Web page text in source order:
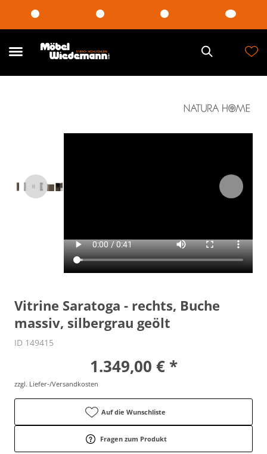
Vitrine Saratoga - rechts, Buche
massiv, silbergrau geölt
ID 149415
1.349,00 € *
zzgl. Liefer-/Versandkosten
Auf die Wunschliste
Fragen zum Produkt